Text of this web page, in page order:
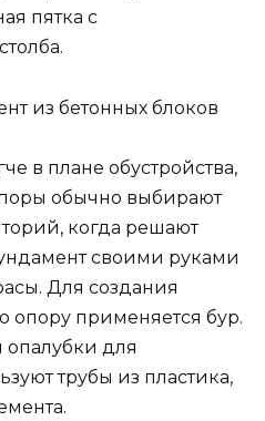
пятка с
в плане обустройства,
обычно выбирают
когда решают
своими руками
Для создания
опору применяется бур.
опалубки для
трубы из пластика,